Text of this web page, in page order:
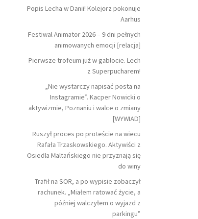
Popis Lecha w Danii! Kolejorz pokonuje
Aarhus
Festiwal Animator 2026 – 9 dni pełnych
animowanych emocji [relacja]
Pierwsze trofeum już w gablocie. Lech
z Superpucharem!
„Nie wystarczy napisać posta na
Instagramie”. Kacper Nowicki o
aktywizmie, Poznaniu i walce o zmiany
[WYWIAD]
Ruszył proces po proteście na wiecu
Rafała Trzaskowskiego. Aktywiści z
Osiedla Maltańskiego nie przyznają się
do winy
Trafił na SOR, a po wypisie zobaczył
rachunek. „Miałem ratować życie, a
później walczyłem o wyjazd z
parkingu”